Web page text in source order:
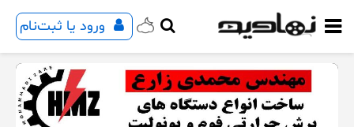
ورود یا ثبت‌نام